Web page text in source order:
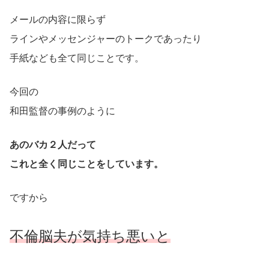
メールの内容に限らず
ラインやメッセンジャーのトークであったり
手紙なども全て同じことです。
今回の
和田監督の事例のように
あのバカ２人だって
これと全く同じことをしています。
ですから
不倫脳夫が気持ち悪いと